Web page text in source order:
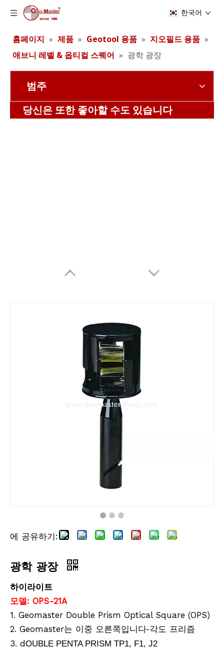
한국어
홈페이지 » 제품 » Geotool 용품 » 지오필드 용품 »
애브니 레벨 & 옵티컬 스퀘어 » 광학 광장
범주
당신은 또한 좋아할 수도 있습니다
에 공유하기:
광학 광장
하이라이트
모델: OPS-21A
1. Geomaster Double Prism Optical Square (OPS)
2. Geomaster는 이중 오른쪽입니다-각도 프리즘
3. dOUBLE PENTA PRISM TP1, F1, J2